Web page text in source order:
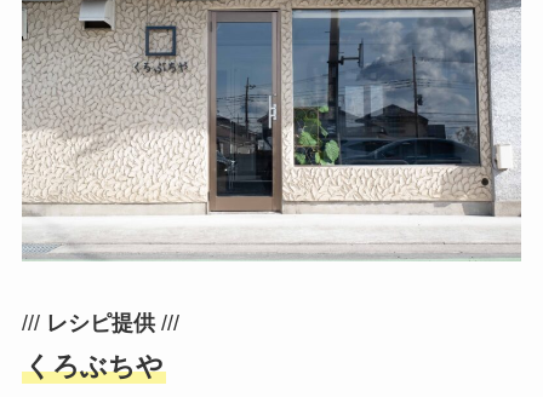
/// レシピ提供///
くろぶちや